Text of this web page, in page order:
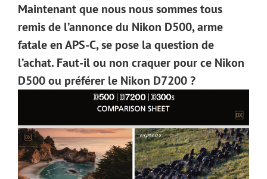
Maintenant que nous nous sommes tous
remis de l’annonce du Nikon D500, arme
fatale en APS-C, se pose la question de
l’achat. Faut-il ou non craquer pour ce Nikon
D500 ou préférer le Nikon D7200 ?